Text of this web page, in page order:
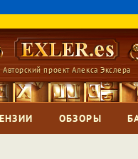
Авторский проект Алекса Экслера
ОБЗОРЫ